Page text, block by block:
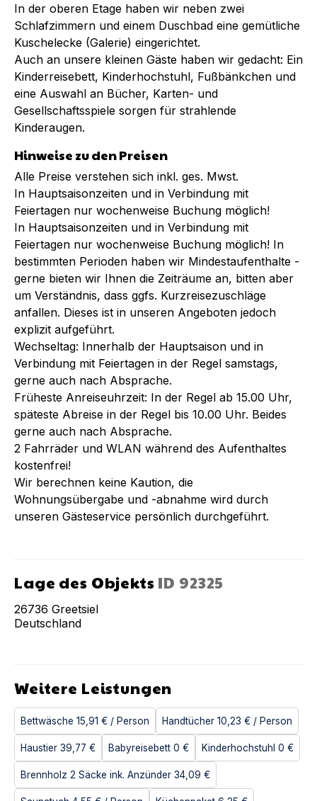
In der oberen Etage haben wir neben zwei
Schlafzimmern und einem Duschbad eine gemütliche
Kuschelecke (Galerie) eingerichtet.
Auch an unsere kleinen Gäste haben wir gedacht: Ein
Kinderreisebett, Kinderhochstuhl, Fußbänkchen und
eine Auswahl an Bücher, Karten- und
Gesellschaftsspiele sorgen für strahlende
Kinderaugen.
Hinweise zu den Preisen
Alle Preise verstehen sich inkl. ges. Mwst.
In Hauptsaisonzeiten und in Verbindung mit
Feiertagen nur wochenweise Buchung möglich!
In Hauptsaisonzeiten und in Verbindung mit
Feiertagen nur wochenweise Buchung möglich! In
bestimmten Perioden haben wir Mindestaufenthalte -
gerne bieten wir Ihnen die Zeiträume an, bitten aber
um Verständnis, dass ggfs. Kurzreisezuschläge
anfallen. Dieses ist in unseren Angeboten jedoch
explizit aufgeführt.
Wechseltag: Innerhalb der Hauptsaison und in
Verbindung mit Feiertagen in der Regel samstags,
gerne auch nach Absprache.
Früheste Anreiseuhrzeit: In der Regel ab 15.00 Uhr,
späteste Abreise in der Regel bis 10.00 Uhr. Beides
gerne auch nach Absprache.
2 Fahrräder und WLAN während des Aufenthaltes
kostenfrei!
Wir berechnen keine Kaution, die
Wohnungsübergabe und -abnahme wird durch
unseren Gästeservice persönlich durchgeführt.
Lage des Objekts ID 92325
26736 Greetsiel
Deutschland
Weitere Leistungen
Bettwäsche 15,91 € / Person Handtücher 10,23 € / Person
Haustier 39,77 € Babyreisebett 0 € Kinderhochstuhl 0 €
Brennholz 2 Säcke ink. Anzünder 34,09 €